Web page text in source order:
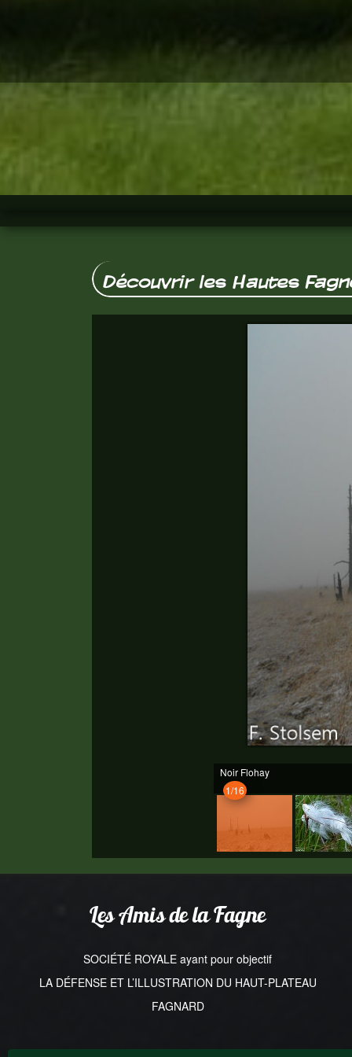
Découvrir les Hautes
Noir Flohay
1/16
Les Amis de la Fagne
SOCIÉTÉ ROYALE ayant pour objectif
LA DÉFENSE ET L’ILLUSTRATION DU HAUT-PLATEAU
FAGNARD